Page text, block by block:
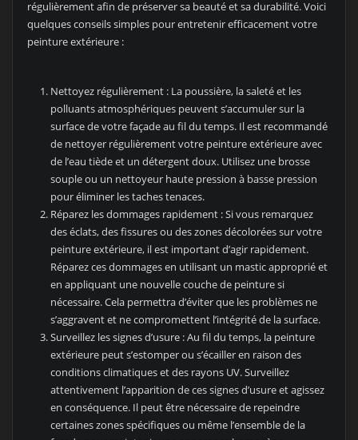
régulièrement afin de préserver sa beauté et sa durabilité. Voici
quelques conseils simples pour entretenir efficacement votre
peinture extérieure :
Nettoyez régulièrement : La poussière, la saleté et les
polluants atmosphériques peuvent s’accumuler sur la
surface de votre façade au fil du temps. Il est recommandé
de nettoyer régulièrement votre peinture extérieure avec
de l’eau tiède et un détergent doux. Utilisez une brosse
souple ou un nettoyeur haute pression à basse pression
pour éliminer les taches tenaces.
Réparez les dommages rapidement : Si vous remarquez
des éclats, des fissures ou des zones décolorées sur votre
peinture extérieure, il est important d’agir rapidement.
Réparez ces dommages en utilisant un mastic approprié et
en appliquant une nouvelle couche de peinture si
nécessaire. Cela permettra d’éviter que les problèmes ne
s’aggravent et ne compromettent l’intégrité de la surface.
Surveillez les signes d’usure : Au fil du temps, la peinture
extérieure peut s’estomper ou s’écailler en raison des
conditions climatiques et des rayons UV. Surveillez
attentivement l’apparition de ces signes d’usure et agissez
en conséquence. Il peut être nécessaire de repeindre
certaines zones spécifiques ou même l’ensemble de la